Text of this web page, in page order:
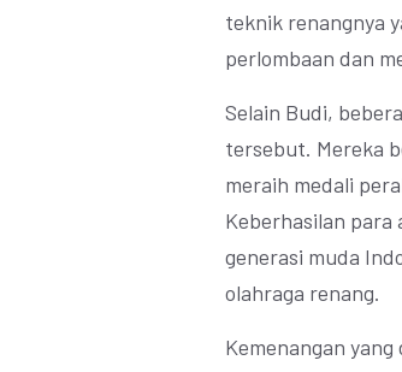
teknik renangnya
perlombaan dan
Selain Budi,
tersebut. Mereka
meraih medali
Keberhasilan
generasi muda
olahraga renang.
Kemenangan